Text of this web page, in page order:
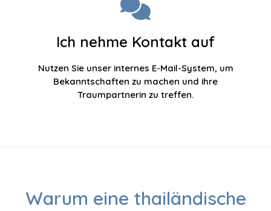
Ich nehme Kontakt auf
Nutzen Sie unser internes E-Mail-System, um
Bekanntschaften zu machen und ihre
Traumpartnerin zu treffen.
Warum eine thailändische